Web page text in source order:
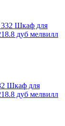
Шкаф для
дуб мелвилл